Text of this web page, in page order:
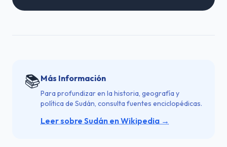
📚Más Información
Para profundizar en la historia, geografía y
política de Sudán, consulta fuentes enciclopédicas.
Leer sobre Sudán en Wikipedia →